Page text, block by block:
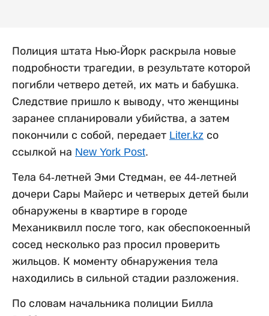
Полиция штата Нью-Йорк раскрыла новые
подробности трагедии, в результате которой
погибли четверо детей, их мать и бабушка.
Следствие пришло к выводу, что женщины
заранее спланировали убийства, а затем
покончили с собой, передает Liter.kz со
ссылкой на New York Post.
Тела 64-летней Эми Стедман, ее 44-летней
дочери Сары Майерс и четверых детей были
обнаружены в квартире в городе
Механиквилл после того, как обеспокоенный
сосед несколько раз просил проверить
жильцов. К моменту обнаружения тела
находились в сильной стадии разложения.
По словам начальника полиции Билла